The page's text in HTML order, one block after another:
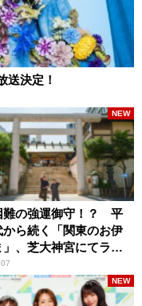
送決定！
難の強運御守！？ 平
から続く「関東のお伊
」、芝大神宮にてラン
が合格祈願！
NEW
NEW